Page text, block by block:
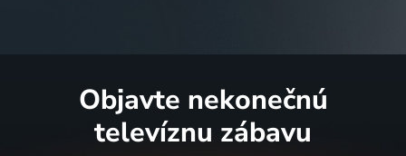
Objavte nekonečnú
televíznu zábavu